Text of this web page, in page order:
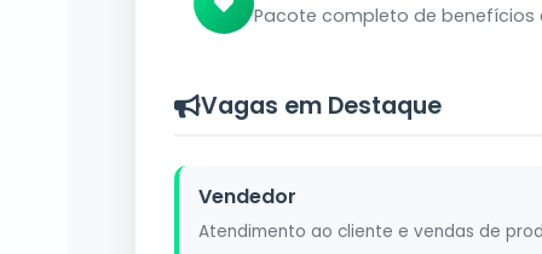
Pacote completo de
Vagas em Destaque
Vendedor
Atendimento ao cliente e vendas de